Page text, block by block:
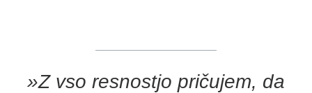
»Z vso resnostjo pričujem, da